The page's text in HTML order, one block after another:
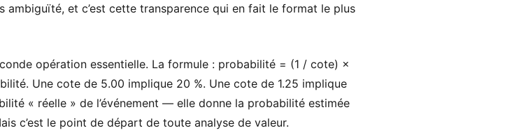
ambiguïté, et c’est cette transparence qui en fait le format le plus
opération essentielle. La formule : probabilité = (1 / cote) ×
Une cote de 5.00 implique 20 %. Une cote de 1.25 implique
« réelle » de l’événement — elle donne la probabilité estimée
c’est le point de départ de toute analyse de valeur.